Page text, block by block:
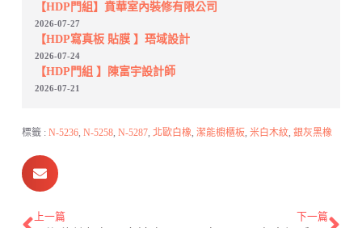
【HDP門組】賁華室內裝修有限公司
2026-07-27
【HDP寫真板 貼膜 】珸域設計
2026-07-24
【HDP門組 】陳富宇設計師
2026-07-21
標籤 : N-5236, N-5258, N-5287, 北歐白橡, 潔能櫥櫃板, 米白木紋, 銀灰黑橡
上一篇 下一篇